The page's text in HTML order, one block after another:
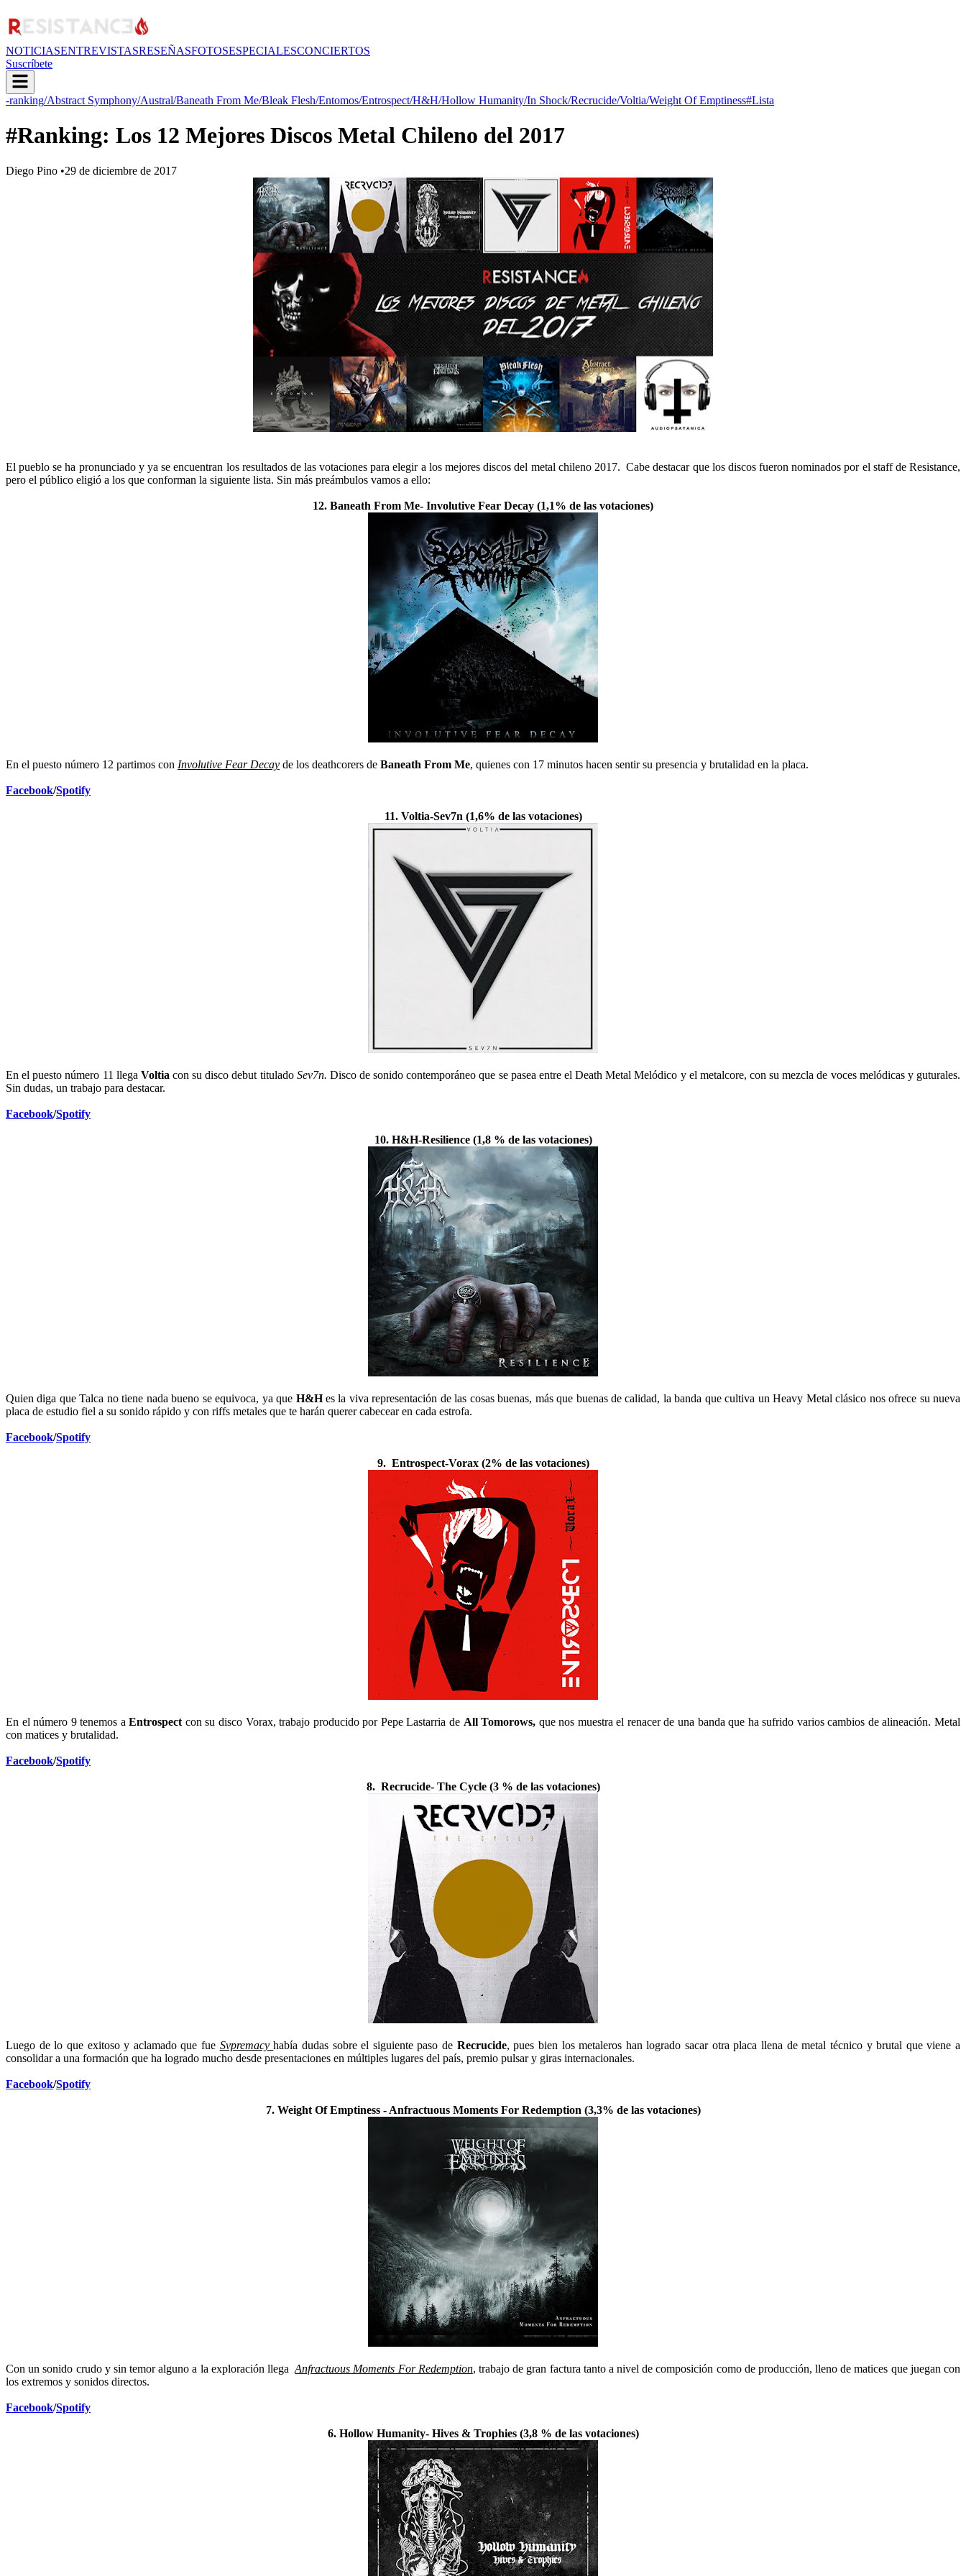
NOTICIASENTREVISTASRESEÑASFOTOSESPECIALESCONCIERTOS
Suscríbete
-ranking/Abstract Symphony/Austral/Baneath From Me/Bleak Flesh/Entomos/Entrospect/H&H/Hollow Humanity/In Shock/Recrucide/Voltia/Weight Of Emptiness#Lista
#Ranking: Los 12 Mejores Discos Metal Chileno del 2017
Diego Pino •29 de diciembre de 2017
El pueblo se ha pronunciado y ya se encuentran los resultados de las votaciones para elegir a los mejores discos del metal chileno 2017. Cabe destacar que los discos fueron nominados por el staff de Resistance,
pero el público eligió a los que conforman la siguiente lista. Sin más preámbulos vamos a ello:
12. Baneath From Me- Involutive Fear Decay (1,1% de las votaciones)
En el puesto número 12 partimos con Involutive Fear Decay de los deathcorers de Baneath From Me, quienes con 17 minutos hacen sentir su presencia y brutalidad en la placa.
Facebook/Spotify
11. Voltia-Sev7n (1,6% de las votaciones)
En el puesto número 11 llega Voltiacon su disco debut titulado Sev7n. Disco de sonido contemporáneo que se pasea entre el Death Metal Melódico y el metalcore, con su mezcla de voces melódicas y guturales.
Sin dudas, un trabajo para destacar.
Facebook/Spotify
10. H&H-Resilience (1,8 % de las votaciones)
Quien diga que Talca no tiene nada bueno se equivoca, ya que H&Hes la viva representación de las cosas buenas, más que buenas de calidad, la banda que cultiva un Heavy Metal clásico nos ofrece su nueva
placa de estudio fiel a su sonido rápido y con riffs metales que te harán querer cabecear en cada estrofa.
Facebook/Spotify
9. Entrospect-Vorax (2% de las votaciones)
En el número 9 tenemos aEntrospect con su disco Vorax, trabajo producido por Pepe Lastarria de All Tomorows, que nos muestra el renacer de una banda que ha sufrido varios cambios de alineación. Metal
con matices y brutalidad.
Facebook/Spotify
8. Recrucide- The Cycle (3 % de las votaciones)
Luego de lo que exitoso y aclamado que fue Svpremacyhabía dudas sobre el siguiente paso de Recrucide, pues bien los metaleros han logrado sacar otra placa llena de metal técnico y brutal que viene a
consolidar a una formación que ha logrado mucho desde presentaciones en múltiples lugares del país, premio pulsar y giras internacionales.
Facebook/Spotify
7. Weight Of Emptiness - Anfractuous Moments For Redemption (3,3% de las votaciones)
Con un sonido crudo y sin temor alguno a la exploración llegaAnfractuous Moments For Redemption, trabajo de gran factura tanto a nivel de composición como de producción, lleno de matices que juegan con
los extremos y sonidos directos.
Facebook/Spotify
6. Hollow Humanity- Hives & Trophies (3,8 % de las votaciones)